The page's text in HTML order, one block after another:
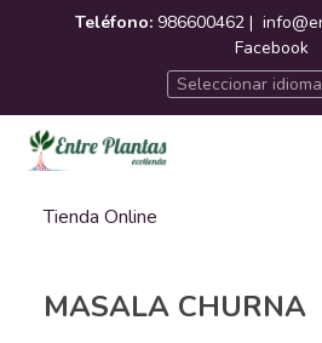
Teléfono: 986600462 |
Facebook
Seleccionar idioma
Tienda Online
MASALA CHURNA